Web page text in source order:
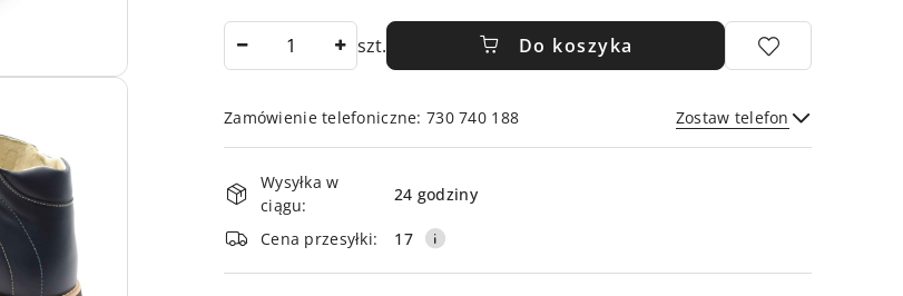
szt. Do koszyka
Zamówienie telefoniczne: 730 740 188 Zostaw telefon
Wyślij
Dostępność
i
dostawa
Wysyłka w
ciągu:
24 godziny
Cena przesyłki: 17